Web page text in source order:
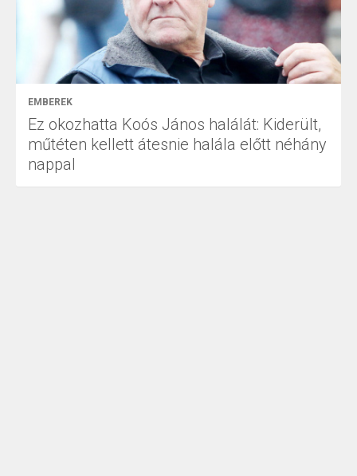
EMBEREK
Ez okozhatta Koós János halálát: Kiderült,
műtéten kellett átesnie halála előtt néhány
nappal